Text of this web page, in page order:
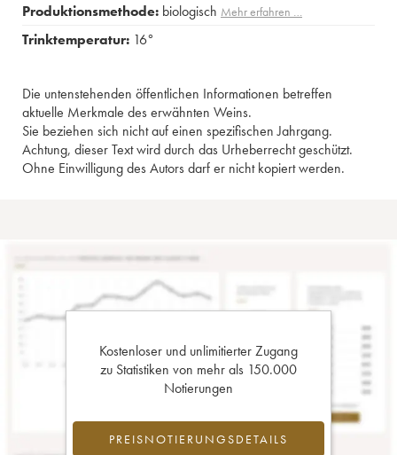
Produktionsmethode: biologisch Mehr erfahren …
Trinktemperatur: 16°
Die untenstehenden öffentlichen Informationen betreffen
aktuelle Merkmale des erwähnten Weins.
Sie beziehen sich nicht auf einen spezifischen Jahrgang.
Achtung, dieser Text wird durch das Urheberrecht geschützt.
Ohne Einwilligung des Autors darf er nicht kopiert werden.
Kostenloser und unlimitierter Zugang
zu Statistiken von mehr als 150.000
Notierungen
PREISNOTIERUNGSDETAILS